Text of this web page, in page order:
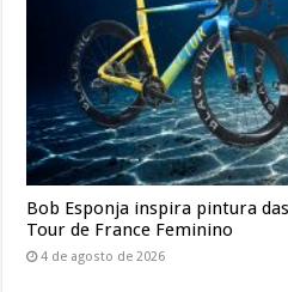
Bob Esponja inspira pintura
Tour de France Feminino
4 de agosto de 2026